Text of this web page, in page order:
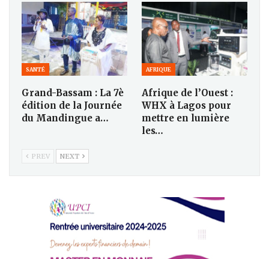
SANTÉ
Grand-Bassam : La 7è
édition de la Journée
du Mandingue a…
AFRIQUE
Afrique de l’Ouest :
WHX à Lagos pour
mettre en lumière
les…
PREV NEXT